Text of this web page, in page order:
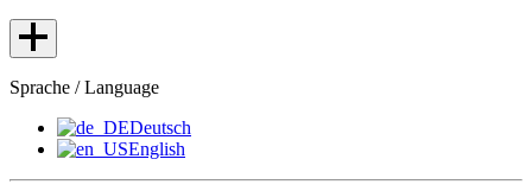
Sprache / Language
Deutsch
English